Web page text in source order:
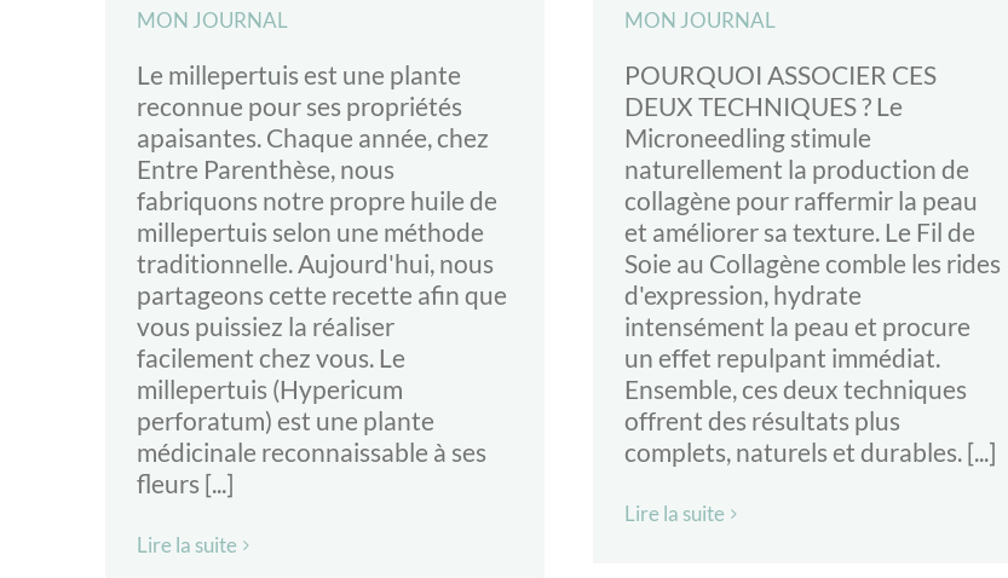
MON JOURNAL
Le millepertuis est une plante
reconnue pour ses propriétés
apaisantes. Chaque année, chez
Entre Parenthèse, nous
fabriquons notre propre huile de
millepertuis selon une méthode
traditionnelle. Aujourd'hui, nous
partageons cette recette afin que
vous puissiez la réaliser
facilement chez vous. Le
millepertuis (Hypericum
perforatum) est une plante
médicinale reconnaissable à ses
fleurs [...]
Lire la suite
MON JOURNAL
POURQUOI ASSOCIER CES
DEUX TECHNIQUES ? Le
Microneedling stimule
naturellement la production de
collagène pour raffermir la peau
et améliorer sa texture. Le Fil de
Soie au Collagène comble les rides
d'expression, hydrate
intensément la peau et procure
un effet repulpant immédiat.
Ensemble, ces deux techniques
offrent des résultats plus
complets, naturels et durables. [...]
Lire la suite